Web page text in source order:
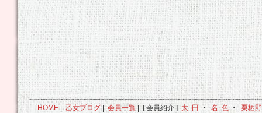
HOME| 乙女ブログ|会員一覧| [ 会員紹介 ]太 田 ・ 名 色・ 栗栖野